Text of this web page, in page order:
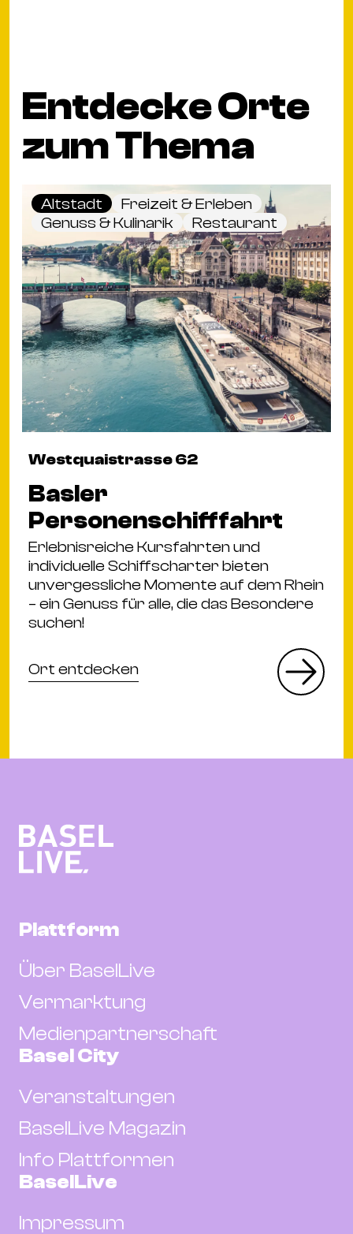
Entdecke Orte
zum Thema
Altstadt
Freizeit & Erleben
Genuss & Kulinarik
Restaurant
Westquaistrasse 62
Basler
Personenschifffahrt
Erlebnisreiche Kursfahrten und
individuelle Schiffscharter bieten
unvergessliche Momente auf dem Rhein
– ein Genuss für alle, die das Besondere
suchen!
Ort entdecken
Plattform
Über BaselLive
Vermarktung
Medienpartnerschaft
Basel City
Veranstaltungen
BaselLive Magazin
Info Plattformen
BaselLive
Impressum